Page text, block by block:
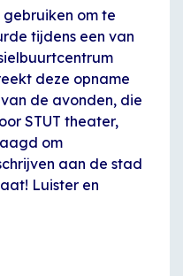
om te
tijdens een van
deze opname
de avonden, die
STUT theater,
om
aan de stad
Luister en